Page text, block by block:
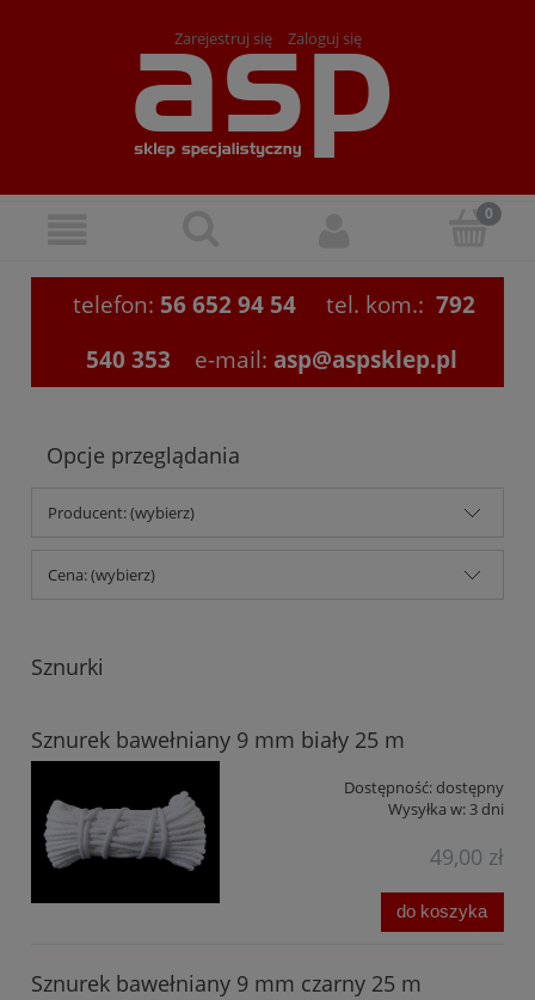
Zarejestruj się Zaloguj się
telefon: 56 652 94 54 tel. kom.: 792
540 353
e-mail: asp@aspsklep.pl
Opcje przeglądania
Producent: (wybierz)
Cena: (wybierz)
Sznurki
Sznurek bawełniany 9 mm biały 25 m
Dostępność: dostępny
Wysyłka w: 3 dni
49,00 zł
do koszyka
Sznurek bawełniany 9 mm czarny 25 m